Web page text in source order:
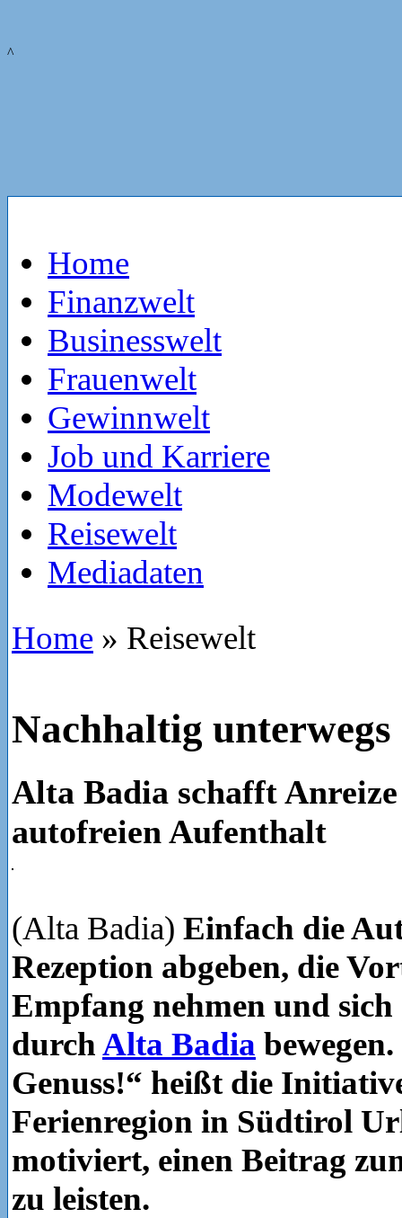
^
Home
Finanzwelt
Businesswelt
Frauenwelt
Gewinnwelt
Job und Karriere
Modewelt
Reisewelt
Mediadaten
Home » Reisewelt
Nachhaltig unterwegs
Alta Badia schafft
autofreien Aufenthalt
(Alta Badia) Einfach die
Rezeption abgeben, die
Empfang nehmen und
durchAlta Badia
Genuss!“ heißt die
Ferienregion in Südtirol
motiviert, einen Beitrag
zu leisten.